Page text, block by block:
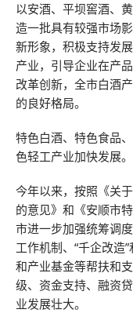
以安酒、平坝窖酒、
造一批具有较强市场
新形象，积极支持发展
产业，引导企业在产
改革创新，全市白酒
的良好格局。
特色白酒、特色食品
色轻工产业加快发展。
今年以来，按照《关
的意见》和《安顺市
市进一步加强统筹调
工作机制、“千企改造
和产业基金等帮扶和
级、资金支持、融资
业发展壮大。